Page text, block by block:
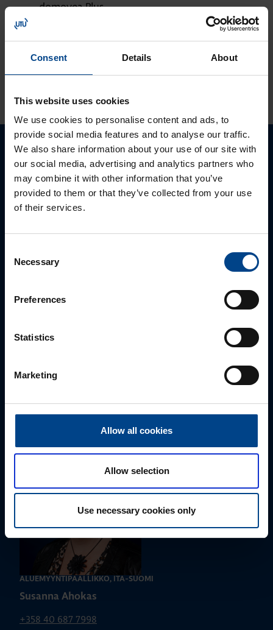
Consent Details About
This website uses cookies
We use cookies to personalise content and ads, to
provide social media features and to analyse our traffic.
We also share information about your use of our site with
our social media, advertising and analytics partners who
may combine it with other information that you’ve
provided to them or that they’ve collected from your use
of their services.
Selection
Necessary
Preferences
Statistics
Marketing
Allow all cookies
Allow selection
Use necessary cookies only
domovea Plus
Ota yhteyttä!
Autamme mielellämme, jotta löydämme sinulle
parhaan ratkaisun. Otathan yhteyttä puhelimitse,
ALUEMYYNTIPÄÄLLIKKÖ, LÄNSI-SUOMI
+358 50 596 7006
jussi.pernaa@utu.eu
ALUEMYYNTIPÄÄLLIKKÖ, ITÄ-SUOMI
Susanna Ahokas
+358 40 687 7998